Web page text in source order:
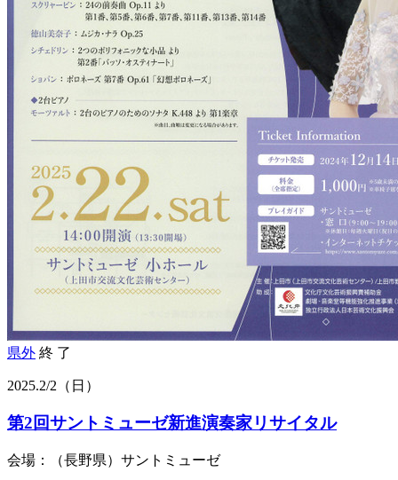
県外 終 了
2025.2/2 （日）
第2回サントミューゼ新進演奏家リサイタル
会場：（長野県）サントミューゼ